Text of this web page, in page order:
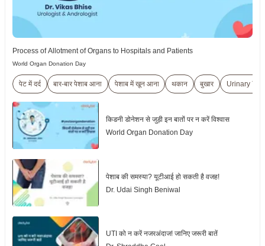
Process of Allotment of Organs to Hospitals and Patients
World Organ Donation Day
पेट में दर्द बार-बार पेशाब आना पेशाब में खून आना थकान बुखार Urinary
किडनी डोनेशन से जुड़ी इन बातों पर न करें विश्वास
World Organ Donation Day
पेशाब की समस्या? यूटीआई हो सकती है वजह!
Dr. Udai Singh Beniwal
UTI को न करें नजरअंदाज! जानिए जरूरी बातें